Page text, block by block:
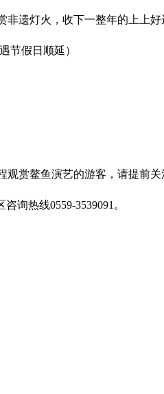
遗灯火，收下一整年的上上好
节假日顺延）
赏鳌鱼演艺的游客，请提前关
询热线0559-3539091。